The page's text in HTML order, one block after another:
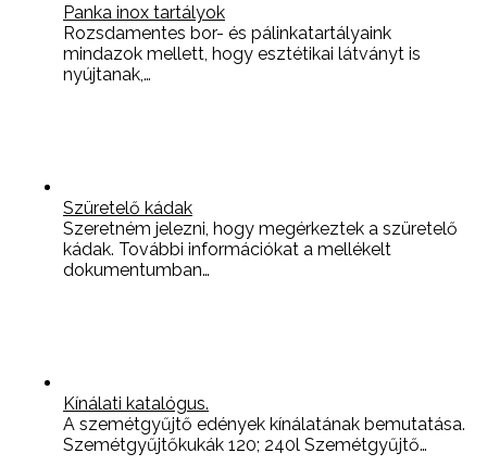
Panka inox tartályok
Rozsdamentes bor- és pálinkatartályaink
mindazok mellett, hogy esztétikai látványt is
nyújtanak,…
Szüretelő kádak
Szeretném jelezni, hogy megérkeztek a szüretelő
kádak. További információkat a mellékelt
dokumentumban…
Kínálati katalógus.
A szemétgyűjtő edények kínálatának bemutatása.
Szemétgyűjtőkukák 120; 240l Szemétgyűjtő…